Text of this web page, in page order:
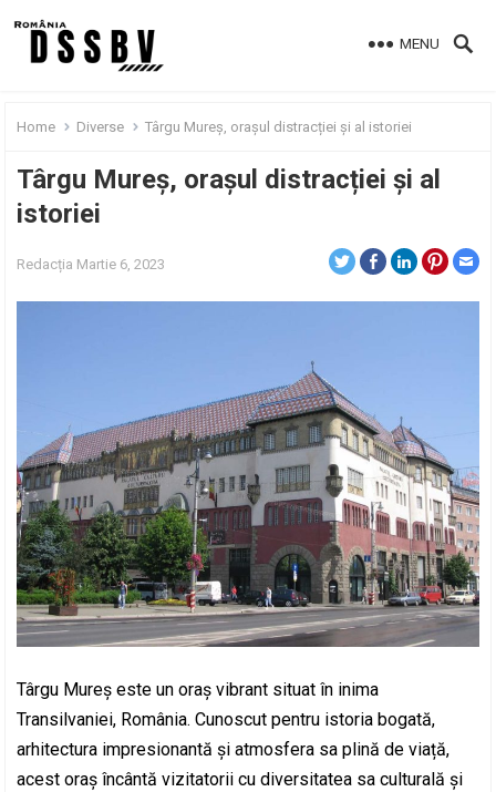
MENU
Home Diverse Târgu Mureș, orașul distracției și al istoriei
Târgu Mureș, orașul distracției și al
istoriei
Redacția Martie 6, 2023
Târgu Mureș este un oraș vibrant situat în inima
Transilvaniei, România. Cunoscut pentru istoria bogată,
arhitectura impresionantă și atmosfera sa plină de viață,
acest oraș încântă vizitatorii cu diversitatea sa culturală și